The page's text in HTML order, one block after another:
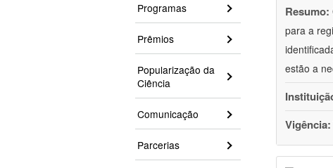
Programas
Prêmios
Popularização da
Ciência
Comunicação
Parcerias
Resumo:
para a
estão a
Vigência: